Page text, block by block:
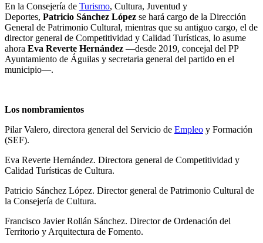
En la Consejería de Turismo, Cultura, Juventud y
Deportes, Patricio Sánchez López se hará cargo de la Dirección
General de Patrimonio Cultural, mientras que su antiguo cargo, el de
director general de Competitividad y Calidad Turísticas, lo asume
ahora Eva Reverte Hernández —desde 2019, concejal del PP
Ayuntamiento de Águilas y secretaria general del partido en el
municipio—.
Los nombramientos
Pilar Valero, directora general del Servicio de Empleo y Formación
(SEF).
Eva Reverte Hernández. Directora general de Competitividad y
Calidad Turísticas de Cultura.
Patricio Sánchez López. Director general de Patrimonio Cultural de
la Consejería de Cultura.
Francisco Javier Rollán Sánchez. Director de Ordenación del
Territorio y Arquitectura de Fomento.